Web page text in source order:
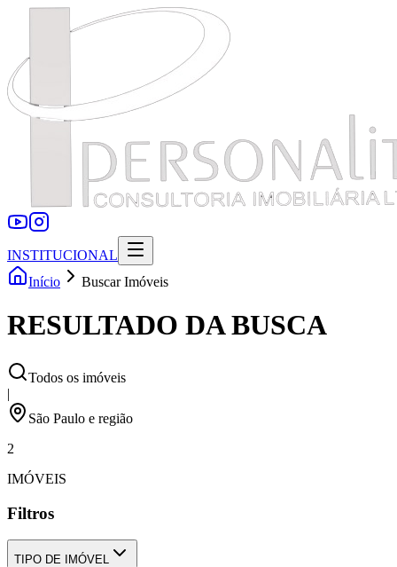
INSTITUCIONAL
Início
Buscar Imóveis
RESULTADO DA BUSCA
Todos os imóveis
|
São Paulo e região
2
IMÓVEIS
Filtros
TIPO DE IMÓVEL